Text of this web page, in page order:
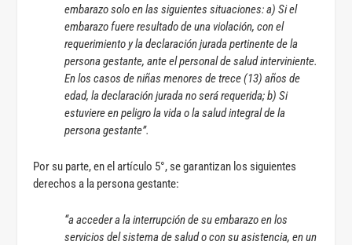
embarazo solo en las siguientes situaciones: a) Si el
embarazo fuere resultado de una violación, con el
requerimiento y la declaración jurada pertinente de la
persona gestante, ante el personal de salud interviniente.
En los casos de niñas menores de trece (13) años de
edad, la declaración jurada no será requerida; b) Si
estuviere en peligro la vida o la salud integral de la
persona gestante”.
Por su parte, en el artículo 5°, se garantizan los siguientes
derechos a la persona gestante:
“a acceder a la interrupción de su embarazo en los
servicios del sistema de salud o con su asistencia, en un